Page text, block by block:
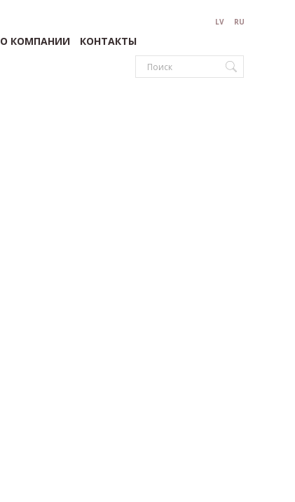
О КОМПАНИИ КОНТАКТЫ
LV RU